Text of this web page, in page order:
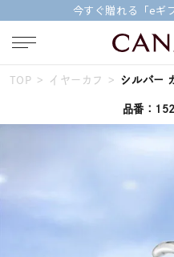
今すぐ贈れる「eギ
TOP イヤーカフ シルバー
品番：